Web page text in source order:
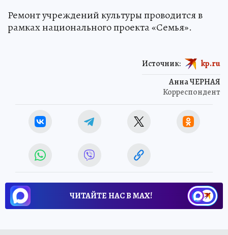
Ремонт учреждений культуры проводится в
рамках национального проекта «Семья».
Анна ЧЕРНАЯ
Корреспондент
Источник: kp.ru
ЧИТАЙТЕ НАС В МАХ!